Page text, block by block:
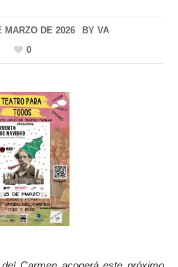
MARZO DE 2026 BY VA
0